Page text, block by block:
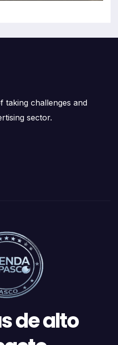
taking challenges and
sector.
de alto